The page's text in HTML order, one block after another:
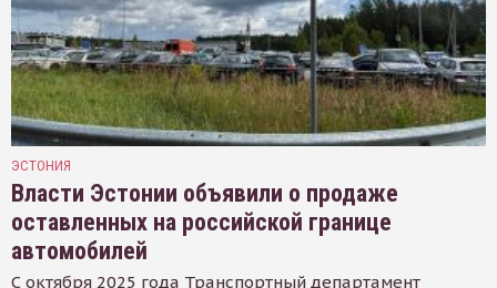
ЭСТОНИЯ
Власти Эстонии объявили о продаже
оставленных на российской границе
автомобилей
С октября 2025 года Транспортный департамент